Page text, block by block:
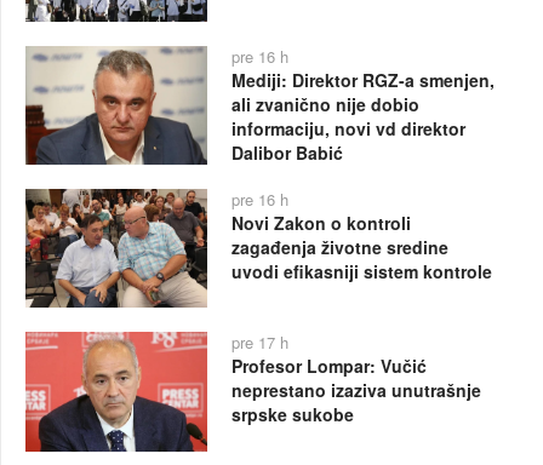
pre 16 h
Mediji: Direktor RGZ-a smenjen,
ali zvanično nije dobio
informaciju, novi vd direktor
Dalibor Babić
pre 16 h
Novi Zakon o kontroli
zagađenja životne sredine
uvodi efikasniji sistem kontrole
pre 17 h
Profesor Lompar: Vučić
neprestano izaziva unutrašnje
srpske sukobe